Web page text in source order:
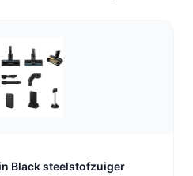
Black steelstofzuiger